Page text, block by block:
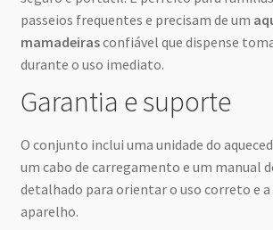
passeios frequentes e precisam de um
mamadeirasconfiável que dispense
durante o uso imediato.
Garantia e suporte
O conjunto inclui uma unidade do
um cabo de carregamento e um manual
detalhado para orientar o uso correto e
aparelho.